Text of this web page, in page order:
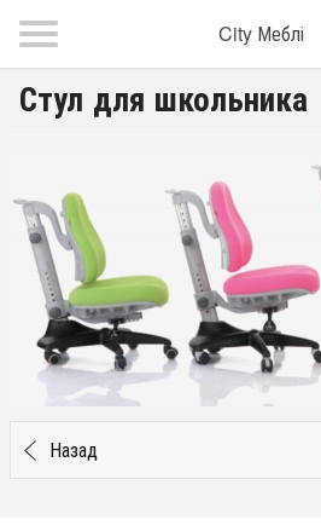
City Меблі
Стул для школьника
Назад